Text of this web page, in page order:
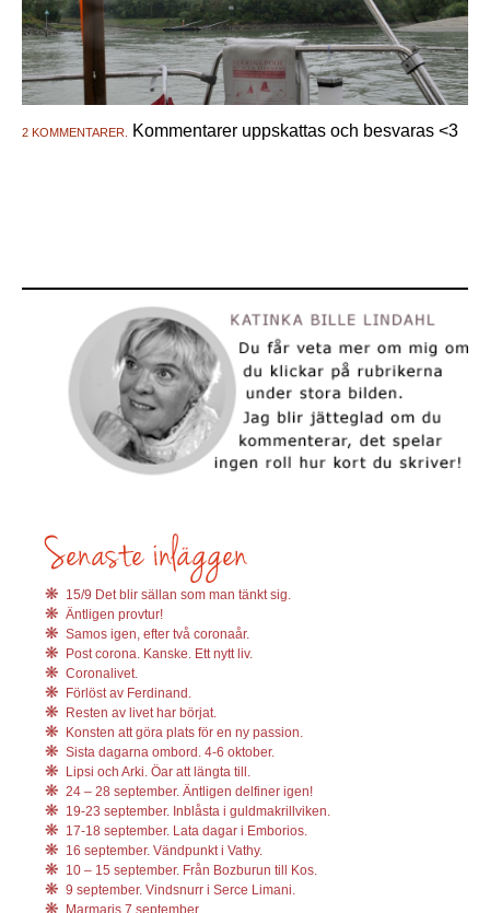
2 KOMMENTARER. Kommentarer uppskattas och besvaras <3
15/9 Det blir sällan som man tänkt sig.
Äntligen provtur!
Samos igen, efter två coronaår.
Post corona. Kanske. Ett nytt liv.
Coronalivet.
Förlöst av Ferdinand.
Resten av livet har börjat.
Konsten att göra plats för en ny passion.
Sista dagarna ombord. 4-6 oktober.
Lipsi och Arki. Öar att längta till.
24 – 28 september. Äntligen delfiner igen!
19-23 september. Inblåsta i guldmakrillviken.
17-18 september. Lata dagar i Emborios.
16 september. Vändpunkt i Vathy.
10 – 15 september. Från Bozburun till Kos.
9 september. Vindsnurr i Serce Limani.
Marmaris 7 september.